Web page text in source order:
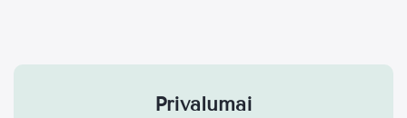
Privalumai